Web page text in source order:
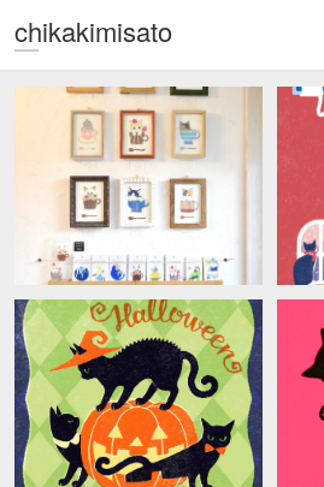
chikakimisato